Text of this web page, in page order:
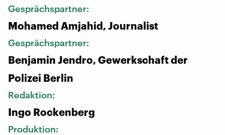
Gesprächspartner:
Mohamed Amjahid, Journalist
Gesprächspartner:
Benjamin Jendro, Gewerkschaft der
Polizei Berlin
Redaktion:
Ingo Rockenberg
Produktion: